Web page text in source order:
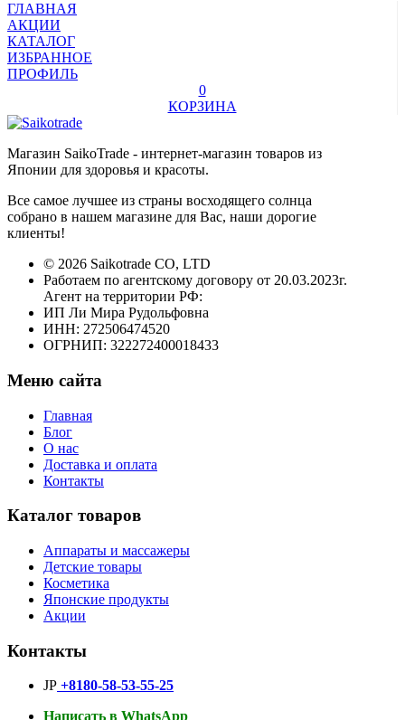
ГЛАВНАЯ
АКЦИИ
КАТАЛОГ
ИЗБРАННОЕ
ПРОФИЛЬ
0
КОРЗИНА
Магазин SaikoTrade - интернет-магазин товаров из
Японии для здоровья и красоты.
Все самое лучшее из страны восходящего солнца
собрано в нашем магазине для Вас, наши дорогие
клиенты!
© 2026 Saikotrade CO, LTD
Работаем по агентскому договору от 20.03.2023г.
Агент на территории РФ:
ИП Ли Мира Рудольфовна
ИНН: 272506474520
ОГРНИП: 322272400018433
Меню сайта
Главная
Блог
О нас
Доставка и оплата
Контакты
Каталог товаров
Аппараты и массажеры
Детские товары
Косметика
Японские продукты
Акции
Контакты
JP +8180-58-53-55-25
Написать в WhatsApp